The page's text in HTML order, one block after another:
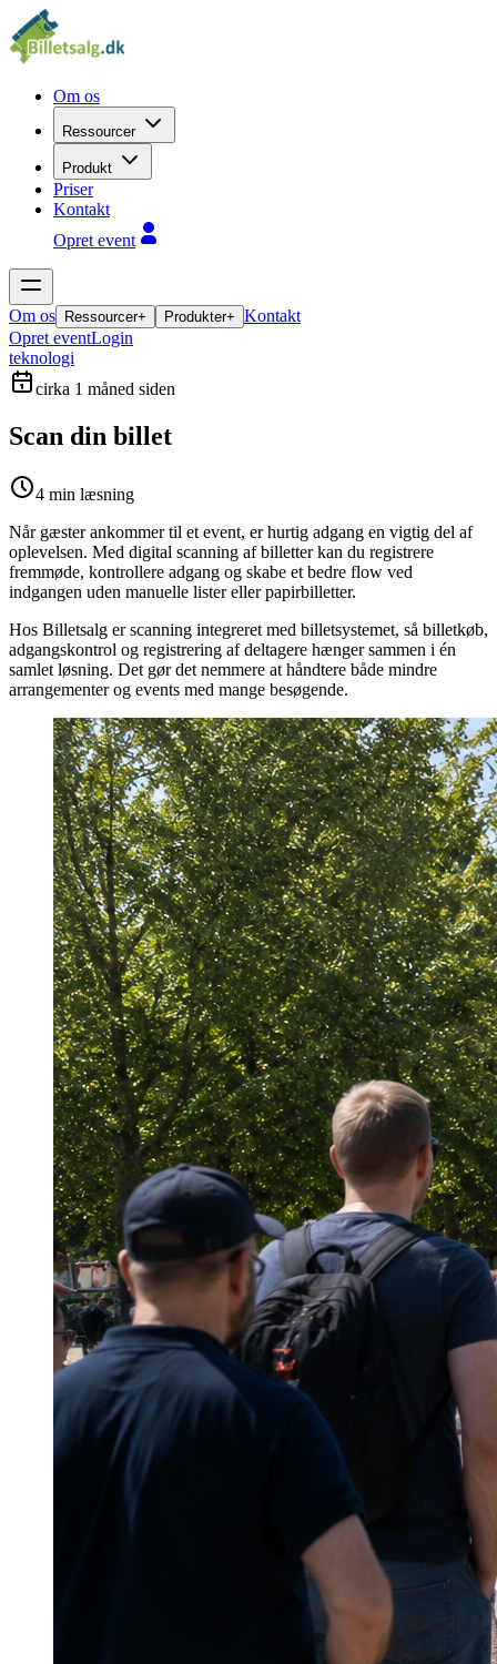
Om os
Ressourcer
Produkt
Priser
Kontakt
Opret event
Om os Ressourcer+ Produkter+ Kontakt
Opret eventLogin
teknologi
cirka 1 måned siden
Scan din billet
4 min læsning
Når gæster ankommer til et event, er hurtig adgang en vigtig del af
oplevelsen. Med digital scanning af billetter kan du registrere
fremmøde, kontrollere adgang og skabe et bedre flow ved
indgangen uden manuelle lister eller papirbilletter.
Hos Billetsalg er scanning integreret med billetsystemet, så billetkøb,
adgangskontrol og registrering af deltagere hænger sammen i én
samlet løsning. Det gør det nemmere at håndtere både mindre
arrangementer og events med mange besøgende.